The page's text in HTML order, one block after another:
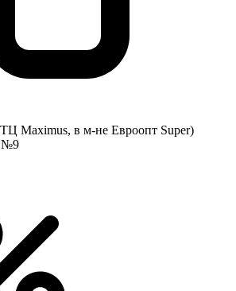
Maximus, в м-не Евроопт Super)
№9